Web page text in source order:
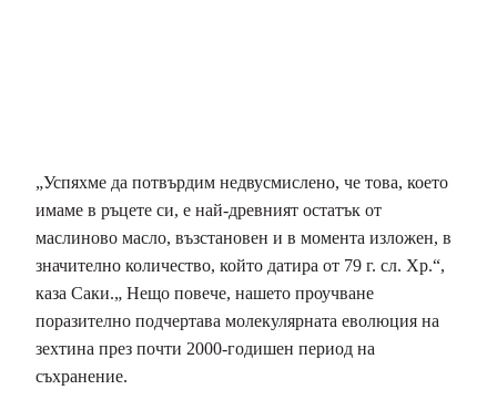
„Успяхме да потвърдим недвусмислено, че това, което
имаме в ръцете си, е най-древният остатък от
маслиново масло, възстановен и в момента изложен, в
значително количество, който датира от 79 г. сл. Хр.“,
каза Саки.„ Нещо повече, нашето проучване
поразително подчертава молекулярната еволюция на
зехтина през почти 2000-годишен период на
съхранение.